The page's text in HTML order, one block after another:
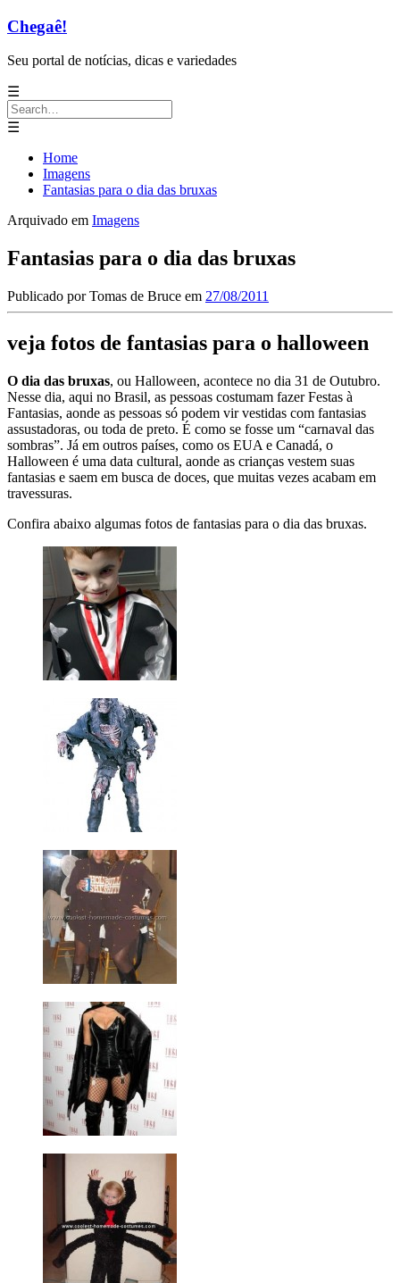
Chegaê!
Seu portal de notícias, dicas e variedades
☰
Search
for:
☰
Home
Imagens
Fantasias para o dia das bruxas
Arquivado em Imagens
Fantasias para o dia das bruxas
Publicado porTomas de Bruce em 27/08/2011
veja fotos de fantasias para o halloween
O dia das bruxas, ou Halloween, acontece no dia 31 de Outubro.
Nesse dia, aqui no Brasil, as pessoas costumam fazer Festas à
Fantasias, aonde as pessoas só podem vir vestidas com fantasias
assustadoras, ou toda de preto. É como se fosse um “carnaval das
sombras”. Já em outros países, como os EUA e Canadá, o
Halloween é uma data cultural, aonde as crianças vestem suas
fantasias e saem em busca de doces, que muitas vezes acabam em
travessuras.
Confira abaixo algumas fotos de fantasias para o dia das bruxas.